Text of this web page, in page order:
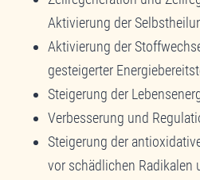
Aktivierung der
Aktivierung der
gesteigerter
Steigerung der
Verbesserung und
Steigerung der
vor schädlichen Radikalen